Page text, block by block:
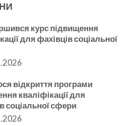
курс підвищення
для фахівців соціальної
відкриття програми
кваліфікації для
соціальної сфери